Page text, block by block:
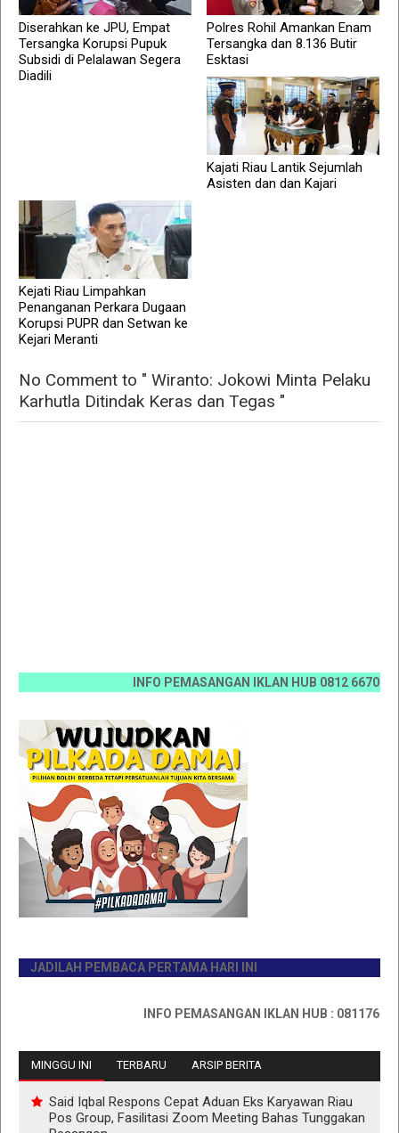
Diserahkan ke JPU, Empat
Tersangka Korupsi Pupuk
Subsidi di Pelalawan Segera
Diadili
Polres Rohil Amankan Enam
Tersangka dan 8.136 Butir
Esktasi
Kajati Riau Lantik Sejumlah
Asisten dan dan Kajari
Kejati Riau Limpahkan
Penanganan Perkara Dugaan
Korupsi PUPR dan Setwan ke
Kejari Meranti
No Comment to " Wiranto: Jokowi Minta Pelaku
Karhutla Ditindak Keras dan Tegas "
INFO PEMASANGAN IKLAN HUB 0812 6670
JADILAH PEMBACA PERTAMA HARI INI
INFO PEMASANGAN IKLAN HUB : 0811767335
MINGGU INI TERBARU ARSIP BERITA
Said Iqbal Respons Cepat Aduan Eks Karyawan Riau
Pos Group, Fasilitasi Zoom Meeting Bahas Tunggakan